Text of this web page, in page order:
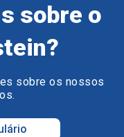
sobre o
sobre os nossos